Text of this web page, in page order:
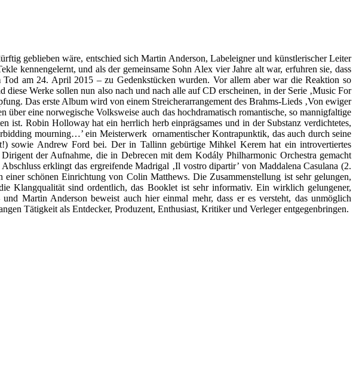
geblieben wäre, entschied sich Martin Anderson, Labeleigner und künstlerischer Leiter
kennengelernt, und als der gemeinsame Sohn Alex vier Jahre alt war, erfuhren sie, dass
am 24. April 2015 – zu Gedenkstücken wurden. Vor allem aber war die Reaktion so
Werke sollen nun also nach und nach alle auf CD erscheinen, in der Serie ‚Music For
Das erste Album wird von einem Streicherarrangement des Brahms-Lieds ‚Von ewiger
eine norwegische Volksweise auch das hochdramatisch romantische, so mannigfaltige
ist. Robin Holloway hat ein herrlich herb einprägsames und in der Substanz verdichtetes,
mourning…’ ein Meisterwerk ornamentischer Kontrapunktik, das auch durch seine
sowie Andrew Ford bei. Der in Tallinn gebürtige Mihkel Kerem hat ein introvertiertes
der Aufnahme, die in Debrecen mit dem Kodály Philharmonic Orchestra gemacht
erklingt das ergreifende Madrigal ‚Il vostro dipartir’ von Maddalena Casulana (2.
schönen Einrichtung von Colin Matthews. Die Zusammenstellung ist sehr gelungen,
Klangqualität sind ordentlich, das Booklet ist sehr informativ. Ein wirklich gelungener,
Martin Anderson beweist auch hier einmal mehr, dass er es versteht, das unmöglich
Tätigkeit als Entdecker, Produzent, Enthusiast, Kritiker und Verleger entgegenbringen.